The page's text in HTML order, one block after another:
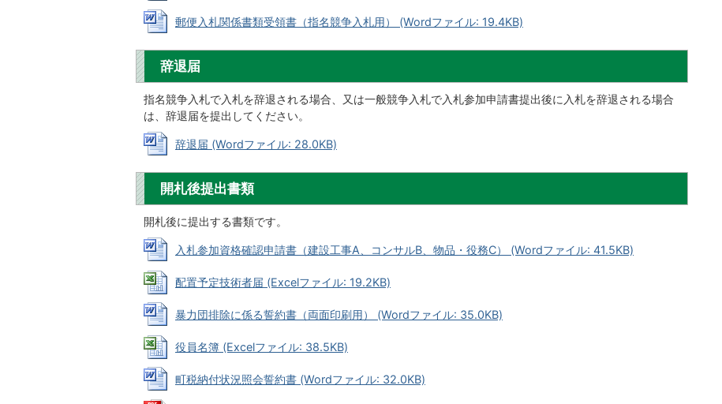
郵便入札関係書類受領書（指名競争入札用） (Wordファイル: 19.4KB)
辞退届
指名競争入札で入札を辞退される場合、又は一般競争入札で入札参加申請書提出後に入札を辞退される場合
は、辞退届を提出してください。
辞退届 (Wordファイル: 28.0KB)
開札後提出書類
開札後に提出する書類です。
入札参加資格確認申請書（建設工事A、コンサルB、物品・役務C） (Wordファイル: 41.5KB)
配置予定技術者届 (Excelファイル: 19.2KB)
暴力団排除に係る誓約書（両面印刷用） (Wordファイル: 35.0KB)
役員名簿 (Excelファイル: 38.5KB)
町税納付状況照会誓約書 (Wordファイル: 32.0KB)